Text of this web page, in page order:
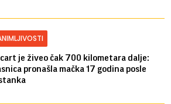
je živeo čak 700 kilometara dalje:
pronašla mačka 17 godina posle